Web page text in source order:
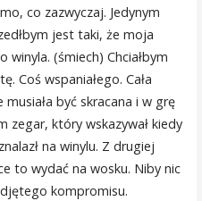
co zazwyczaj. Jedynym
jest taki, że moja
(śmiech) Chciałbym
Coś wspaniałego. Cała
być skracana i w grę
zegar, który wskazywał kiedy
na winylu. Z drugiej
to wydać na wosku. Niby nic
kompromisu.